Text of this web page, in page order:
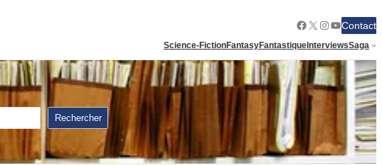
Facebook
X Instagram
YouTube
Contact
Science-FictionFantasyFantastiqueInterviewsSaga
Rechercher